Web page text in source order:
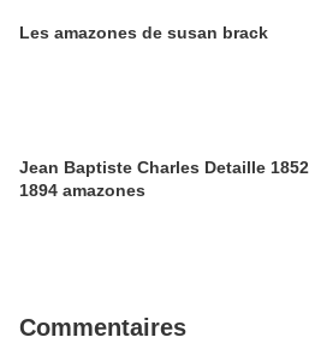
Les amazones de susan brack
Jean Baptiste Charles Detaille
1894 amazones
Commentaires